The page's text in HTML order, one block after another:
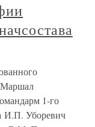
Маршал
1-го
И.П. Уборевич